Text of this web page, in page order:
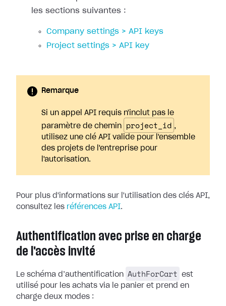
les sections suivantes :
Company settings > API keys
Project settings > API key
Remarque
Si un appel API requis n'inclut pas le
paramètre de chemin
project_id ,
utilisez une clé API valide pour l'ensemble
des projets de l'entreprise pour
l'autorisation.
Pour plus d'informations sur l'utilisation des clés API,
consultez les références API.
Authentification avec prise en charge
de l'accès invité
Le schéma d’authentification AuthForCart
est
utilisé pour les achats via le panier et prend en
charge deux modes :